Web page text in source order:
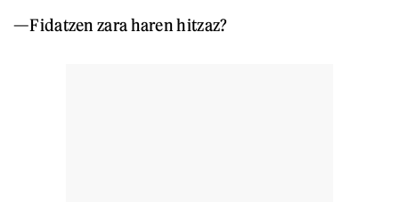
—Fidatzen zara haren hitzaz?